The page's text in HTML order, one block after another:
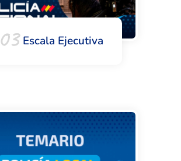
03Escala Ejecutiva